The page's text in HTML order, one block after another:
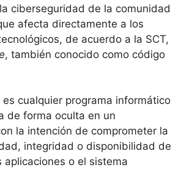
ciberseguridad de la comunidad
afecta directamente a los
de acuerdo a la SCT,
, también conocido como código
es cualquier programa informático
de forma oculta en un
la intención de comprometer la
integridad o disponibilidad de
aplicaciones o el sistema